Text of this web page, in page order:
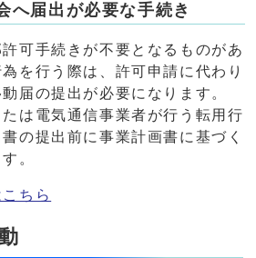
へ届出が必要な手続き
可手続きが不要となるものがあ
を行う際は、許可申請に代わり
届の提出が必要になります。
は電気通信事業者が行う転用行
の提出前に事業計画書に基づく
。
ちら